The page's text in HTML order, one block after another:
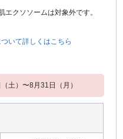
クソソームは対象外です。
いて詳しくはこちら
土）〜8月31日（月）